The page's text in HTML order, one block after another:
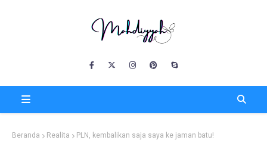
Beranda Realita PLN, kembalikan saja saya ke jaman batu!